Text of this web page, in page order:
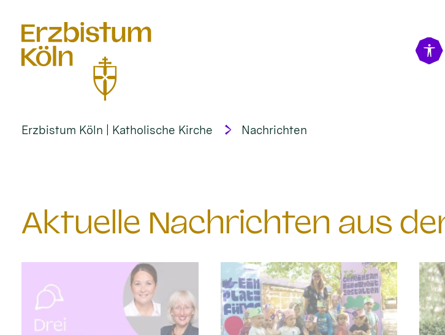
Erzbistum Köln | Katholische Kirche Nachrichten
Aktuelle Nachrichten aus